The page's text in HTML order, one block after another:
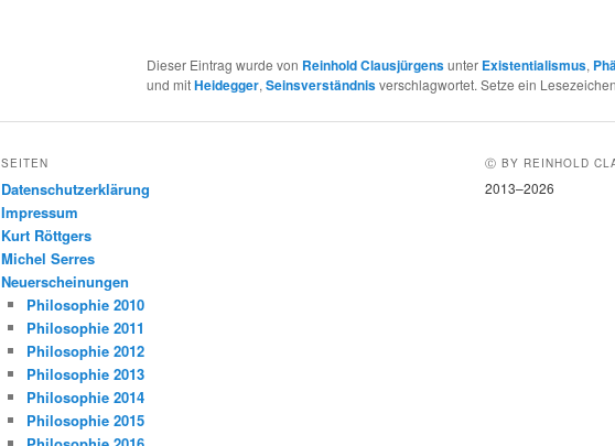
Dieser Eintrag wurde von Reinhold Clausjürgensunter Existentialismus,
und mitHeidegger, Seinsverständnisverschlagwortet. Setze ein
SEITEN
Datenschutzerklärung
Impressum
Kurt Röttgers
Michel Serres
Neuerscheinungen
Philosophie 2010
Philosophie 2011
Philosophie 2012
Philosophie 2013
Philosophie 2014
Philosophie 2015
Ⓒ BY REINHOLD
2013–2026